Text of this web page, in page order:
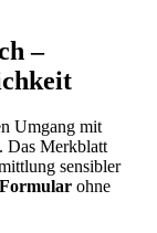
–
Umgang mit
Das Merkblatt
sensibler
ohne